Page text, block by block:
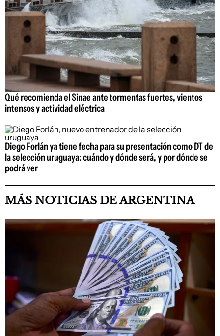
Qué recomienda el Sinae ante tormentas fuertes, vientos
intensos y actividad eléctrica
Diego Forlán ya tiene fecha para su presentación como DT de
la selección uruguaya: cuándo y dónde será, y por dónde se
podrá ver
MÁS NOTICIAS DE ARGENTINA